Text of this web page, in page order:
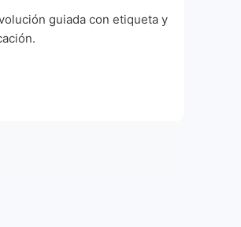
guiada con etiqueta y